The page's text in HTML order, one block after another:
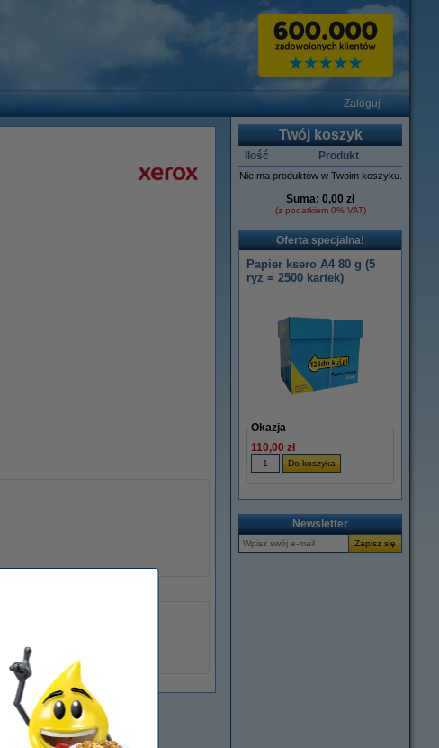
Zaloguj
Twój koszyk
Ilość Produkt
Nie ma produktów w Twoim koszyku.
Suma: 0,00 zł
(z podatkiem 0% VAT)
Oferta specjalna!
Papier ksero A4 80 g (5
ryz = 2500 kartek)
Okazja
110,00 zł
Newsletter